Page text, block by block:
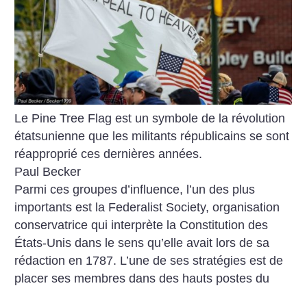
Le Pine Tree Flag est un symbole de la révolution
étatsunienne que les militants républicains se sont
réapproprié ces dernières années.
Paul Becker
Parmi ces groupes d’influence, l’un des plus
importants est la Federalist Society, organisation
conservatrice qui interprète la Constitution des
États-Unis dans le sens qu’elle avait lors de sa
rédaction en 1787. L’une de ses stratégies est de
placer ses membres dans des hauts postes du